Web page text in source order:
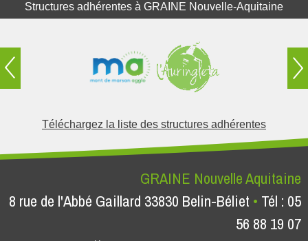
Structures adhérentes à GRAINE Nouvelle-Aquitaine
Téléchargez la liste des structures adhérentes
GRAINE Nouvelle Aquitaine
8 rue de l'Abbé Gaillard 33830 Belin-Béliet
Tél : 05
56 88 19 07